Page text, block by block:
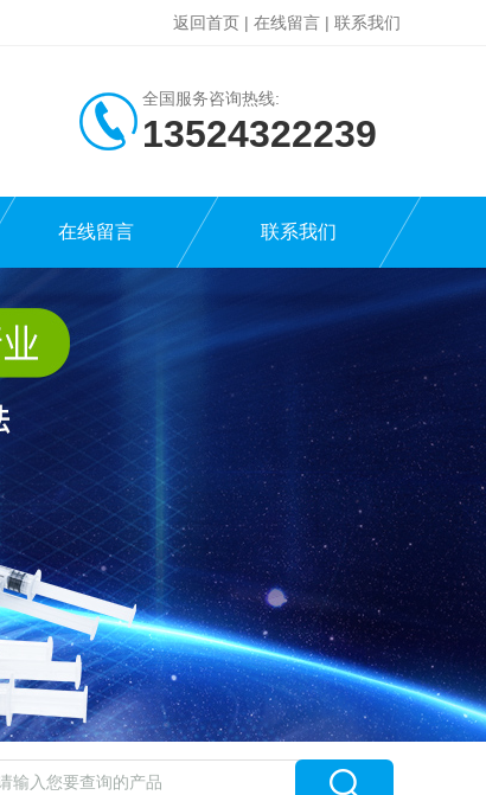
返回首页 | 在线留言 | 联系我们
全国服务咨询热线:
13524322239
在线留言 联系我们